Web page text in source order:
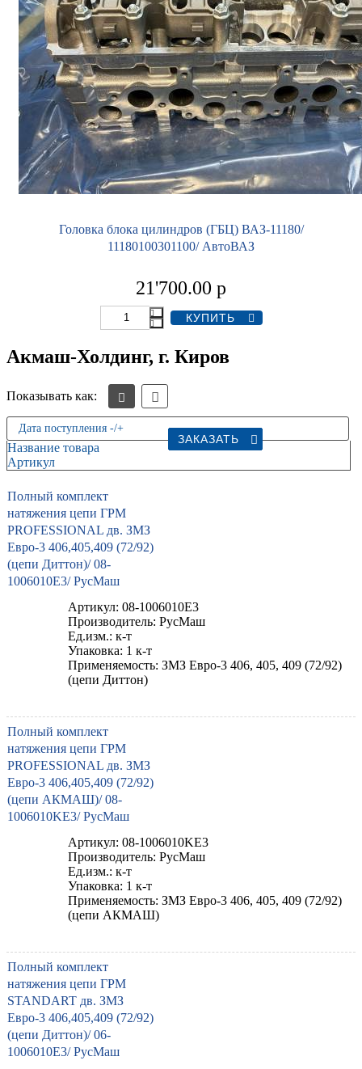
Головка блока цилиндров (ГБЦ) ВАЗ-11180/
11180100301100/ АвтоВАЗ
21'700.00 р
Акмаш-Холдинг, г. Киров
Показывать как:
Дата поступления -/+
Название товара
Артикул
Полный комплект
натяжения цепи ГРМ
PROFESSIONAL дв. ЗМЗ
Евро-3 406,405,409 (72/92)
(цепи Диттон)/ 08-
1006010E3/ РусМаш
Артикул: 08-1006010E3
Производитель: РусМаш
Ед.изм.: к-т
Упаковка: 1 к-т
Применяемость: ЗМЗ Евро-3 406, 405, 409 (72/92)
(цепи Диттон)
ЗАКАЗАТЬ
Полный комплект
натяжения цепи ГРМ
PROFESSIONAL дв. ЗМЗ
Евро-3 406,405,409 (72/92)
(цепи АКМАШ)/ 08-
1006010KE3/ РусМаш
Артикул: 08-1006010KE3
Производитель: РусМаш
Ед.изм.: к-т
Упаковка: 1 к-т
Применяемость: ЗМЗ Евро-3 406, 405, 409 (72/92)
(цепи АКМАШ)
ЗАКАЗАТЬ
Полный комплект
натяжения цепи ГРМ
STANDART дв. ЗМЗ
Евро-3 406,405,409 (72/92)
(цепи Диттон)/ 06-
1006010E3/ РусМаш
ЗАКАЗАТЬ
ЗАКАЗАТЬ
ЗАКАЗАТЬ
ЗАКАЗАТЬ
ЗАКАЗАТЬ
ЗАКАЗАТЬ
ЗАКАЗАТЬ